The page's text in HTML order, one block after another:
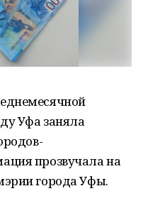
Уфа заняла
прозвучала на
города Уфы.